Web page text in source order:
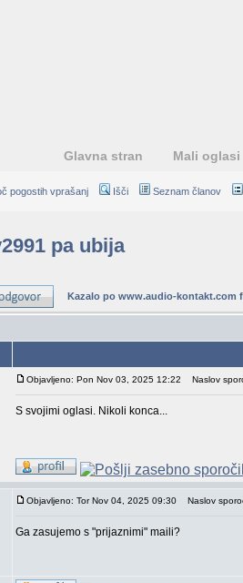
Glavna stran Mali oglasi
pogostih vprašanj Išči Seznam članov
pa ubija
Kazalo po www.audio-kontakt.com
Objavljeno: Pon Nov 03, 2025 12:22 Naslov
S svojimi oglasi. Nikoli konca...
Objavljeno: Tor Nov 04, 2025 09:30 Naslov
Ga zasujemo s "prijaznimi" maili?